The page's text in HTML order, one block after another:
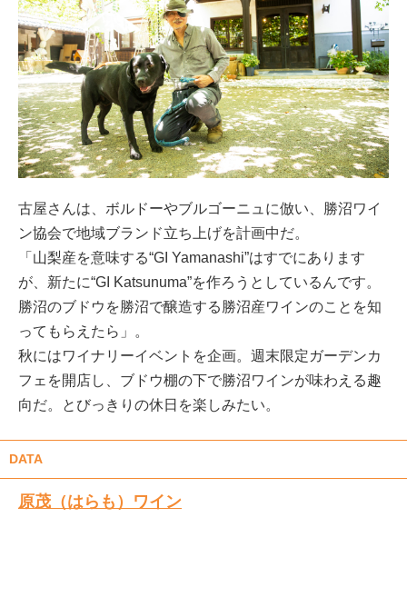
古屋さんは、ボルドーやブルゴーニュに倣い、勝沼ワイ
ン協会で地域ブランド立ち上げを計画中だ。
「山梨産を意味する“GI Yamanashi”はすでにあります
が、新たに“GI Katsunuma”を作ろうとしているんです。
勝沼のブドウを勝沼で醸造する勝沼産ワインのことを知
ってもらえたら」。
秋にはワイナリーイベントを企画。週末限定ガーデンカ
フェを開店し、ブドウ棚の下で勝沼ワインが味わえる趣
向だ。とびっきりの休日を楽しみたい。
DATA
原茂（はらも）ワイン